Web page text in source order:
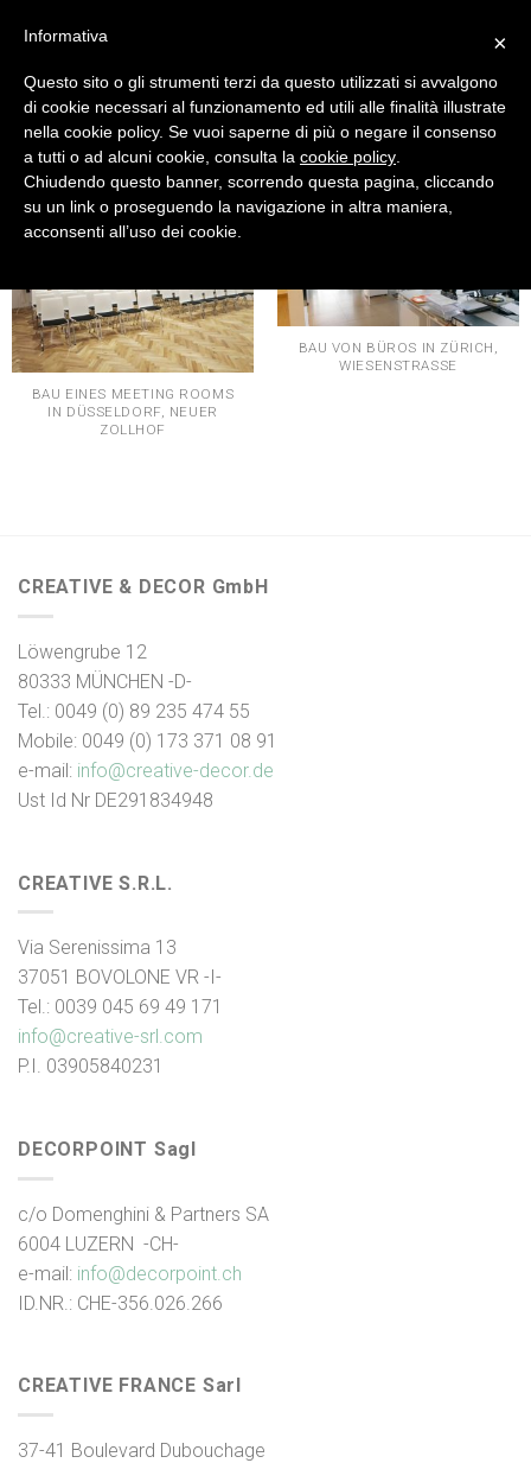
content
BÜROS
BAU EINES MEETING ROOMS
IN DÜSSELDORF, NEUER
ZOLLHOF
BAU VON BÜROS IN ZÜRICH,
WIESENSTRASSE
CREATIVE & DECOR GmbH
Löwengrube 12
80333 MÜNCHEN -D-
Tel.: 0049 (0) 89 235 474 55
Mobile: 0049 (0) 173 371 08 91
e-mail: info@creative-decor.de
Ust Id Nr DE291834948
CREATIVE S.R.L.
Via Serenissima 13
37051 BOVOLONE VR -I-
Tel.: 0039 045 69 49 171
info@creative-srl.com
P.I. 03905840231
DECORPOINT Sagl
c/o Domenghini & Partners SA
6004 LUZERN -CH-
e-mail: info@decorpoint.ch
ID.NR.: CHE-356.026.266
CREATIVE FRANCE Sarl
37-41 Boulevard Dubouchage
×
Informativa
Questo sito o gli strumenti terzi da questo utilizzati si avvalgono
di cookie necessari al funzionamento ed utili alle finalità illustrate
nella cookie policy. Se vuoi saperne di più o negare il consenso
a tutti o ad alcuni cookie, consulta la cookie policy
Chiudendo questo banner, scorrendo questa pagina, cliccando
su un link o proseguendo la navigazione in altra maniera,
acconsenti all’uso dei cookie.